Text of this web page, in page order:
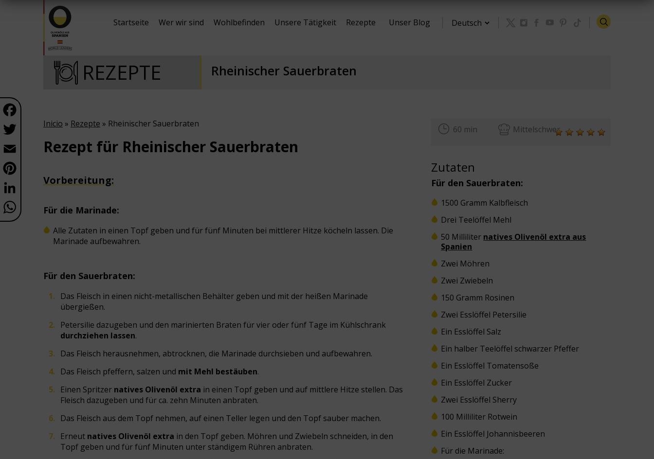
Startseite Wer wir sind Wohlbefinden Unsere Tätigkeit Rezepte Unser Blog
Facebook
Twitter
Email
LinkedIn
WhatsApp
REZEPTE Rheinischer Sauerbraten
Inicio » Rezepte » Rheinischer Sauerbraten
Rezept für Rheinischer Sauerbraten
Vorbereitung:
Für die Marinade:
Alle Zutaten in einen Topf geben und für fünf Minuten bei mittlerer Hitze köcheln lassen. Die
Marinade aufbewahren.
Für den Sauerbraten:
Das Fleisch in einen nicht-metallischen Behälter geben und mit der heißen Marinade
übergießen.
Petersilie dazugeben und den marinierten Braten für vier oder fünf Tage im Kühlschrank
durchziehen lassen.
Das Fleisch herausnehmen, abtrocknen, die Marinade durchsieben und aufbewahren.
Das Fleisch pfeffern, salzen und mit Mehl bestäuben.
Einen Spritzer natives Olivenöl extra in einen Topf geben und auf mittlere Hitze stellen. Das
Fleisch dazugeben und für ca. zehn Minuten anbraten.
Das Fleisch aus dem Topf nehmen, auf einen Teller legen und den Topf sauber machen.
Erneut natives Olivenöl extra in den Topf geben. Möhren und Zwiebeln schneiden, in den
Topf geben und für fünf Minuten unter ständigem Rühren anbraten.
60 min Mittelschwer
Zutaten
Für den Sauerbraten:
1500 Gramm Kalbfleisch
Drei Teelöffel Mehl
50 Milliliter natives Olivenöl extra aus
Spanien
Zwei Möhren
Zwei Zwiebeln
150 Gramm Rosinen
Zwei Esslöffel Petersilie
Ein Esslöffel Salz
Ein halber Teelöffel schwarzer Pfeffer
Ein Esslöffel Tomatensoße
Ein Esslöffel Zucker
Zwei Esslöffel Sherry
100 Milliliter Rotwein
Ein Esslöffel Johannisbeeren
Für die Marinade: